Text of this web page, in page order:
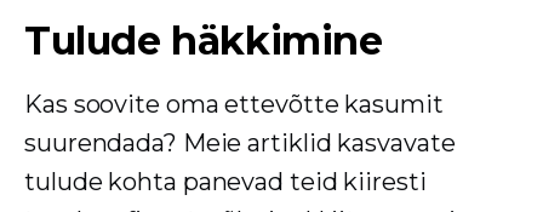
Tulude häkkimine
Kas soovite oma ettevõtte kasumit
suurendada? Meie artiklid kasvavate
tulude kohta panevad teid kiiresti